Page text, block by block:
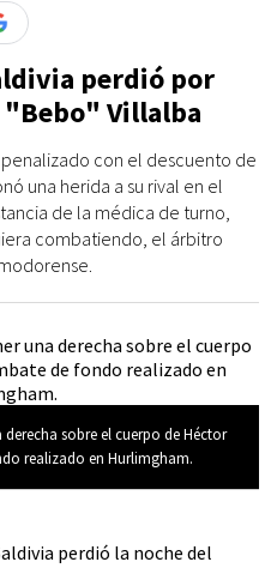
perdió por
Villalba
con el descuento de
una herida a su rival en el
de la médica de turno,
combatiendo, el árbitro
sobre el cuerpo de Héctor
realizado en Hurlimgham.
perdió la noche del